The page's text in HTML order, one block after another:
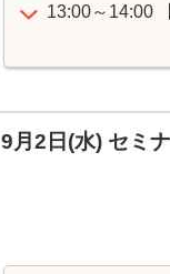
13:00～14:00
9月2日(水) セミ